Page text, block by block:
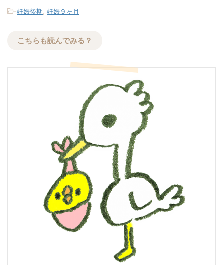
-妊娠後期 妊娠９ヶ月
こちらも読んでみる？